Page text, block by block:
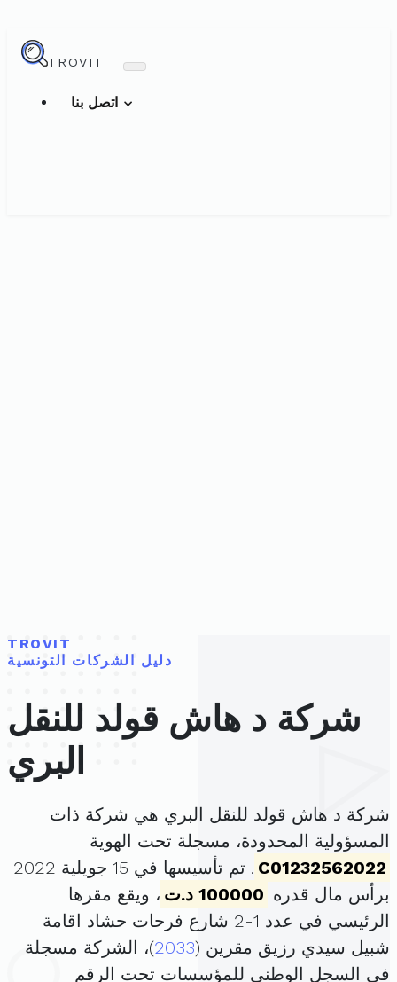
TROVIT
TROVIT
دليل الشركات التونسية
شركة د هاش قولد للنقل
البري
شركة د هاش قولد للنقل البري هي شركة ذات
المسؤولية المحدودة، مسجلة تحت الهوية
C01232562022
. تم تأسيسها في 15 جويلية 2022
برأس مال قدره 100000 د.ت
، ويقع مقرها
الرئيسي في عدد 1-2 شارع فرحات حشاد اقامة
شبيل سيدي رزيق مقرين (2033)، الشركة مسجلة
في السجل الوطني للمؤسسات تحت الرقم